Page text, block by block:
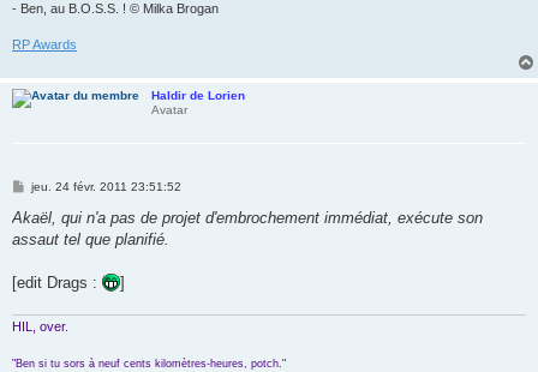
- Ben, au B.O.S.S. ! © Milka Brogan
RP Awards
Haldir de Lorien
Avatar
M
s
a
jeu. 24 févr. 2011 23:51:52
Akaël, qui n'a pas de projet d'embrochement immédiat, exécute son
assaut tel que planifié.
[edit Drags : ]
HIL, over.
"Ben si tu sors à neuf cents kilomètres-heures, potch."